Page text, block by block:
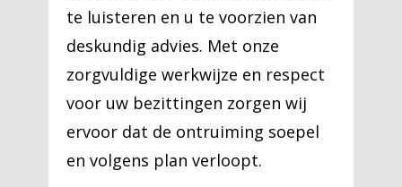
te luisteren en u te voorzien van
deskundig advies. Met onze
zorgvuldige werkwijze en respect
voor uw bezittingen zorgen wij
ervoor dat de ontruiming soepel
en volgens plan verloopt.